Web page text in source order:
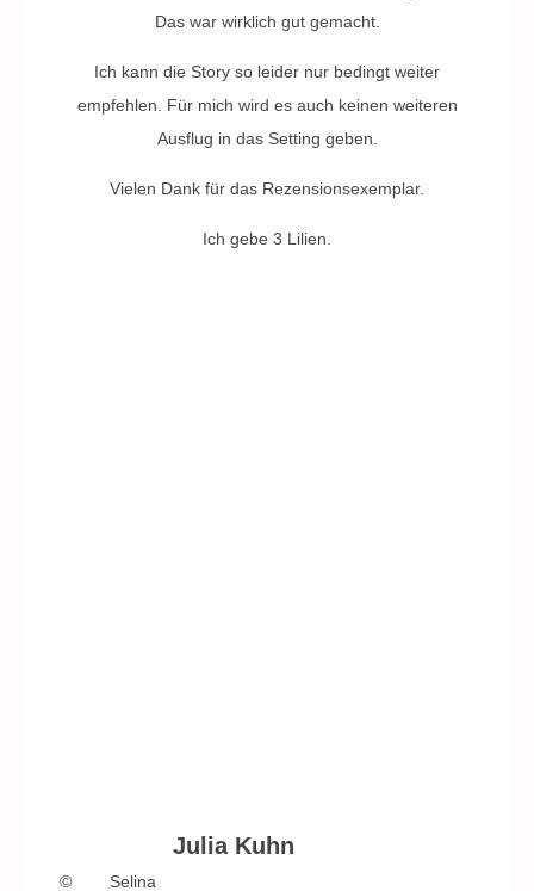
Das war wirklich gut gemacht.
Ich kann die Story so leider nur bedingt weiter
empfehlen. Für mich wird es auch keinen weiteren
Ausflug in das Setting geben.
Vielen Dank für das Rezensionsexemplar.
Ich gebe 3 Lilien.
© Selina
Julia Kuhn